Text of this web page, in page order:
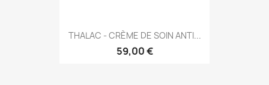
THALAC - CRÈME DE SOIN ANTI...
59,00 €